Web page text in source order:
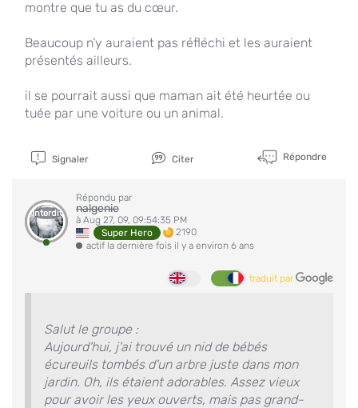
montre que tu as du cœur.
Beaucoup n’y auraient pas réfléchi et les auraient
présentés ailleurs.
il se pourrait aussi que maman ait été heurtée ou
tuée par une voiture ou un animal.
Signaler Citer Répondre
Interdit
Répondu par
nalgenie
à Aug 27, 09, 09:54:35 PM
Super Hero
2190
actif la dernière fois il y a environ 6 ans
traduit par
Salut le groupe :
Aujourd'hui, j'ai trouvé un nid de bébés
écureuils tombés d'un arbre juste dans mon
jardin. Oh, ils étaient adorables. Assez vieux
pour avoir les yeux ouverts, mais pas grand-